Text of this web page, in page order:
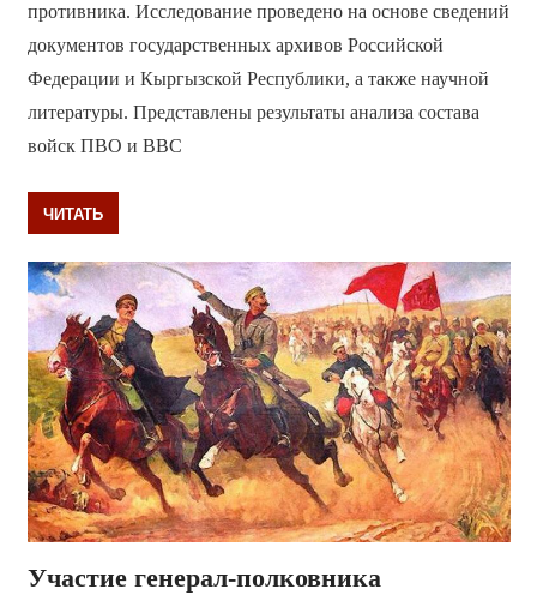
противника. Исследование проведено на основе сведений
документов государственных архивов Российской
Федерации и Кыргызской Республики, а также научной
литературы. Представлены результаты анализа состава
войск ПВО и ВВС
ЧИТАТЬ
Участие генерал-полковника